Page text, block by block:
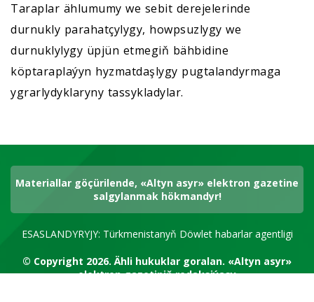
Taraplar ählumumy we sebit derejelerinde
durnukly parahatçylygy, howpsuzlygy we
durnuklylygy üpjün etmegiň bähbidine
köptaraplaýyn hyzmatdaşlygy pugtalandyrmaga
ygrarlydyklaryny tassykladylar.
Materiallar göçürilende, «Altyn asyr» elektron gazetine
salgylanmak hökmandyr!
ESASLANDYRYJY: Türkmenistanyň Döwlet habarlar agentligi
© Copyright 2026.Ähli hukuklar goralan. «Altyn asyr»
elektron gazetiniň redaksiýasy